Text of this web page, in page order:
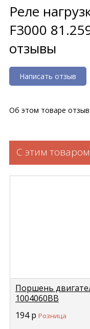
Реле
F3000
отзывы
Написать отзыв
Об этом товаре
С этим
Поршень
1004060BB
194р Розница